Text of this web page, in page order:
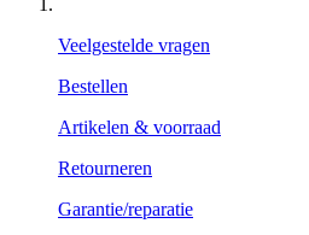
Veelgestelde vragen
Bestellen
Artikelen & voorraad
Retourneren
Garantie/reparatie